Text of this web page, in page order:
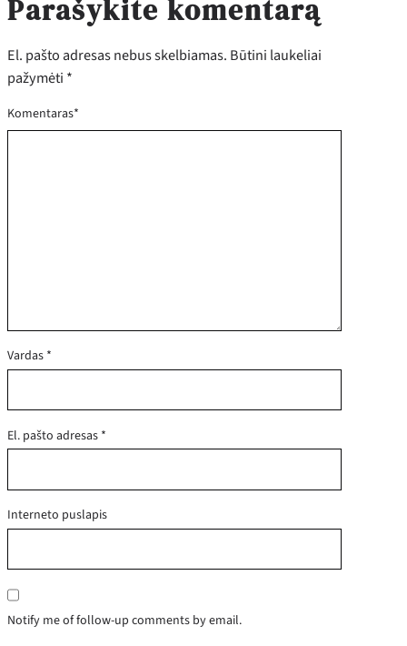
Parašykite komentarą
El. pašto adresas nebus skelbiamas. Būtini laukeliai
pažymėti *
Komentaras*
Vardas *
El. pašto adresas *
Interneto puslapis
Notify me of follow-up comments by email.